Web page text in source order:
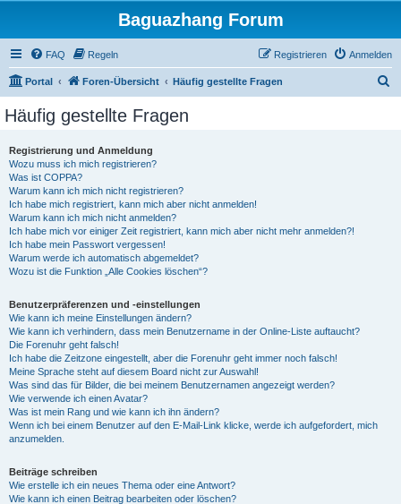
Baguazhang Forum
FAQ Regeln Anmelden
Registrieren
Portal Foren-Übersicht Häufig gestellte Fragen
Häufig gestellte Fragen
Registrierung und Anmeldung
Wozu muss ich mich registrieren?
Was ist COPPA?
Warum kann ich mich nicht registrieren?
Ich habe mich registriert, kann mich aber nicht anmelden!
Warum kann ich mich nicht anmelden?
Ich habe mich vor einiger Zeit registriert, kann mich aber nicht mehr anmelden?!
Ich habe mein Passwort vergessen!
Warum werde ich automatisch abgemeldet?
Wozu ist die Funktion „Alle Cookies löschen“?
Benutzerpräferenzen und -einstellungen
Wie kann ich meine Einstellungen ändern?
Wie kann ich verhindern, dass mein Benutzername in der Online-Liste auftaucht?
Die Forenuhr geht falsch!
Ich habe die Zeitzone eingestellt, aber die Forenuhr geht immer noch falsch!
Meine Sprache steht auf diesem Board nicht zur Auswahl!
Was sind das für Bilder, die bei meinem Benutzernamen angezeigt werden?
Wie verwende ich einen Avatar?
Was ist mein Rang und wie kann ich ihn ändern?
Wenn ich bei einem Benutzer auf den E-Mail-Link klicke, werde ich aufgefordert, mich
anzumelden.
Beiträge schreiben
Wie erstelle ich ein neues Thema oder eine Antwort?
Wie kann ich einen Beitrag bearbeiten oder löschen?